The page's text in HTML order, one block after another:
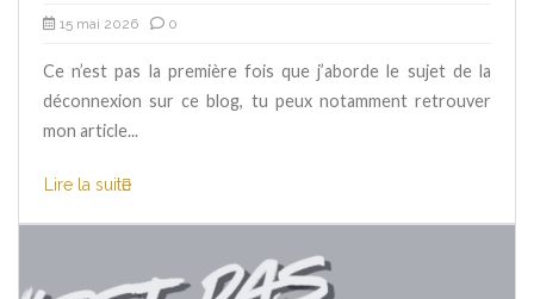
15 mai 2026 0
Ce n’est pas la première fois que j’aborde le sujet de la
déconnexion sur ce blog, tu peux notamment retrouver
mon article...
Lire la suite